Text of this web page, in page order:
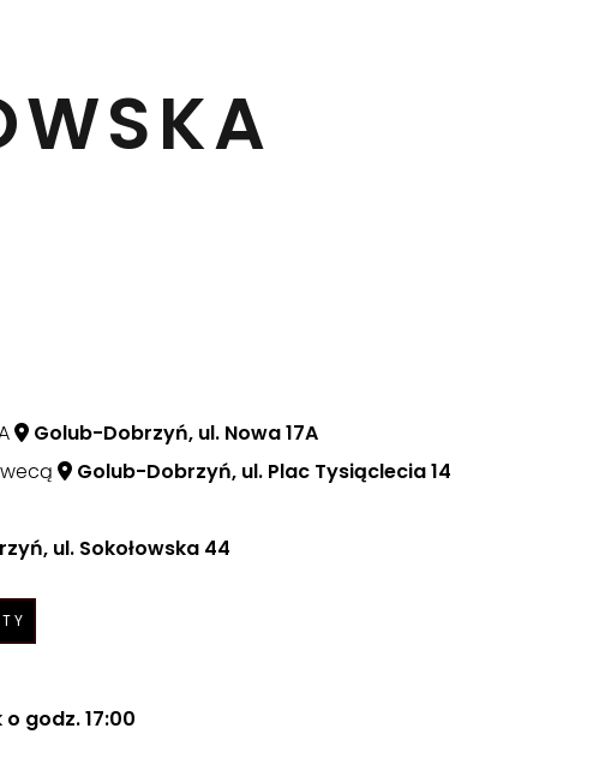
Golub-Dobrzyń, ul. Nowa 17A
Golub-Dobrzyń, ul. Plac Tysiąclecia 14
ul. Sokołowska 44
godz. 17:00